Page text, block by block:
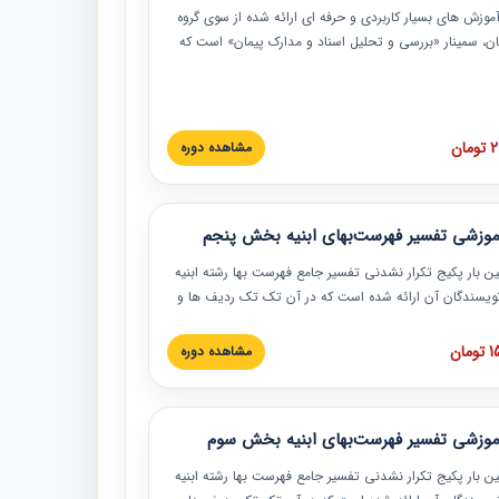
های بسیار کاربردی و حرفه‏ ای ارائه شده از سوی گروه
سمینار «بررسی و تحلیل اسناد و مدارک پیمان» است که
این خصوص ارائه شده است.
مشاهده دوره
تفسیر فهرست‌بهای ابنیه بخش پنجم
بار پکیج تکرار نشدنی تفسیر جامع فهرست بها رشته ابنیه
نویسندگان آن ارائه شده است که در آن تک تک ردیف ها و
و به همراه تصاویر عملیات اجرایی مرتبط با ردیف های
بها ارائه شده است. این دوره با کلام مهندس
مدیر پروژه مهندسی مشاور در امر بازنگری فهرست
حال فعالیت هستند حتما توصیه می کنیم از مطالب این
نمایند.
مشاهده دوره
تفسیر فهرست‌بهای ابنیه بخش سوم
بار پکیج تکرار نشدنی تفسیر جامع فهرست بها رشته ابنیه